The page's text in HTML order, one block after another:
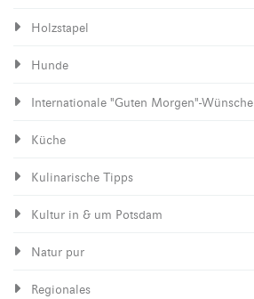
Holzstapel
Hunde
Internationale "Guten Morgen"-Wünsche
Küche
Kulinarische Tipps
Kultur in & um Potsdam
Natur pur
Regionales